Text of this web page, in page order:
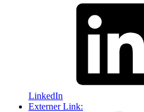
LinkedIn
Externer Link: